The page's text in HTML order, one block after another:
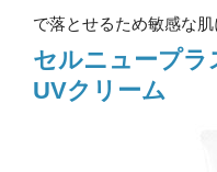
で落とせるため敏感な
セルニュープラ
UVクリーム